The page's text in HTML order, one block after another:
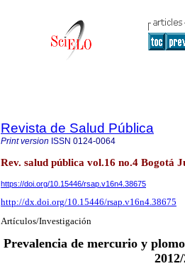
Revista de Salud Pública
Print version ISSN 0124-0064
Rev. salud pública vol.16 no.4 Bogotá
https://doi.org/10.15446/rsap.v16n4.38675
http://dx.doi.org/10.15446/rsap.v16n4.38675
Artículos/Investigación
Prevalencia de mercurio y